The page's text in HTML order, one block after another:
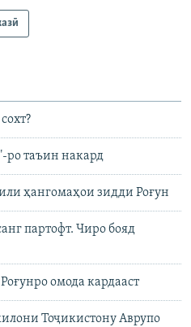
ро таъин накард
ҳангомаҳои зидди Роғун
партофт. Чиро бояд
омода кардааст
Тоҷикистону Аврупо